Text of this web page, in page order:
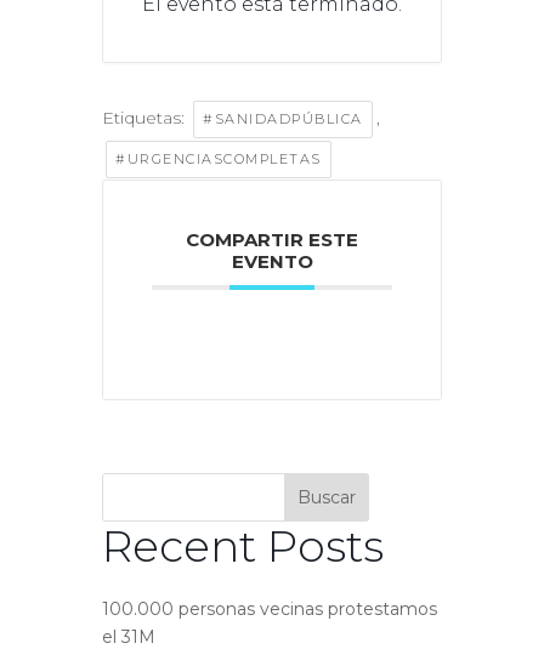
Etiquetas: #SANIDADPÚBLICA ,
#URGENCIASCOMPLETAS
COMPARTIR ESTE
EVENTO
Buscar
Recent Posts
100.000 personas vecinas protestamos
el 31M